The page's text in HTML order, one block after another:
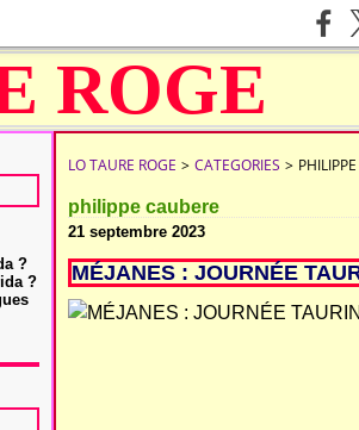
?
?
LO TAURE ROGE > CATEGORIES >
philippe caubere
21 septembre 2023
MÉJANES : JOURNÉE